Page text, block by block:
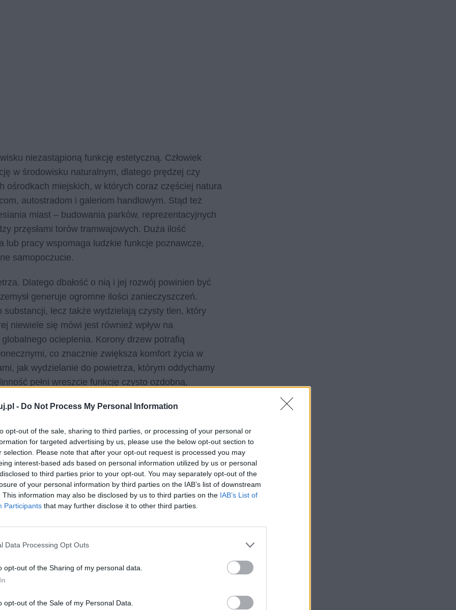
- Do Not Process My Personal Information
opt-out of the sale, sharing to third parties, or processing of your personal or
for targeted advertising by us, please use the below opt-out section to
selection. Please note that after your opt-out request is processed you may
interest-based ads based on personal information utilized by us or personal
to third parties prior to your opt-out. You may separately opt-out of the
of your personal information by third parties on the IAB’s list of downstream
This information may also be disclosed by us to third parties on the IAB’s List of
Participants that may further disclose it to other third parties.
Data Processing Opt Outs
opt-out of the Sharing of my personal data.
opt-out of the Sale of my Personal Data.
niezastąpioną funkcję estetyczną. Człowiek
w środowisku naturalnym, dlatego prędzej czy
ośrodkach miejskich, w których coraz częściej natura
autostradom i galeriom handlowym. Stąd też
miast – budowania parków, reprezentacyjnych
przęsłami torów tramwajowych. Duża ilość
pracy wspomaga ludzkie funkcje poznawcze,
samopoczucie.
Dlatego dbałość o nią i jej rozwój powinien być
generuje ogromne ilości zanieczyszczeń.
lecz także wydzielają czysty tlen, który
niewiele się mówi jest również wpływ na
ocieplenia. Korony drzew potrafią
co znacznie zwiększa komfort życia w
jak wydzielanie do powietrza, którym oddychamy
pełni wreszcie funkcję czysto ozdobną,
do każdego wnętrza i sprawić, że nasz gabinet
spędza nam się czas.
siebie oraz o swoich najbliższych, a także o
okolicy, mieście, kraju. Zawsze należy
swoich pozytywnych funkcji, a proces przywrócenia
dużych nakładów finansowych, czasowych i
nie tylko o nas samych, lecz także o przyszłe
w czasach kryzysu naturalnego.
na poparcie tezy, że warto każdego dnia
na rozwój zieleni w naszej okolicy, ponieważ w ten
którzy znają swoje powinności i myślą
teraz”.